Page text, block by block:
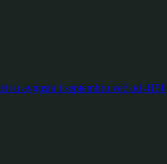
avgustu i septembru već od 415€